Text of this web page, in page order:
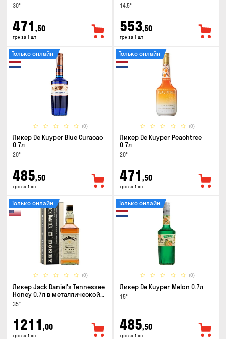
30°
471 ,50
грн за 1 шт
14.5°
553,50
грн за 1 шт
(0)
Только онлайн
Ликер De Kuyper Blue Curacao
0.7л
20°
485,50
грн за 1 шт
(0)
Только онлайн
Ликер De Kuyper Peachtree
0.7л
20°
471 ,50
грн за 1 шт
(0)
Только онлайн
Ликер Jack Daniel's Tennessee
Honey 0.7л в металлической
коробке
35°
1211 ,00
грн за 1 шт
(0)
Только онлайн
Ликер De Kuyper Melon 0.7л
15°
485,50
грн за 1 шт